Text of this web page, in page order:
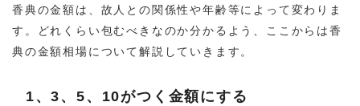
香典の金額は、故人との関係性や年齢等によって変わりま
す。どれくらい包むべきなのか分かるよう、ここからは香
典の金額相場について解説していきます。
1、3、5、10がつく金額にする